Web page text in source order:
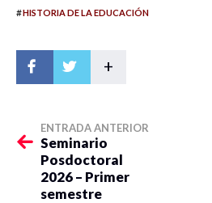
#HISTORIA DE LA EDUCACIÓN
+
ENTRADA ANTERIOR
Seminario
Posdoctoral
2026 – Primer
semestre